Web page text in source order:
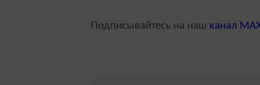
Подписывайтесь на наш канал